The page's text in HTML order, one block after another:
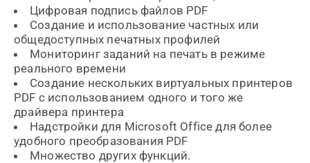
Цифровая подпись файлов PDF
Создание и использование частных или
общедоступных печатных профилей
Мониторинг заданий на печать в режиме
реального времени
Создание нескольких виртуальных принтеров
PDF с использованием одного и того же
драйвера принтера
Надстройки для Microsoft Office для более
удобного преобразования PDF
Множество других функций.